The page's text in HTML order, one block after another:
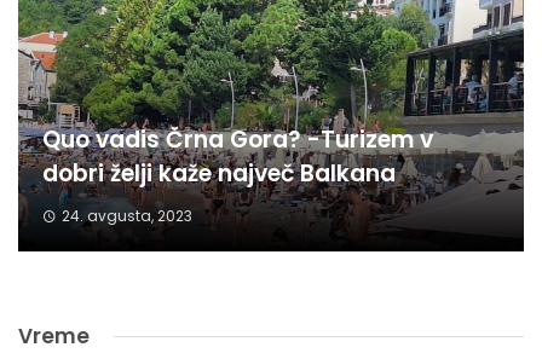
Quo vadis Črna Gora? -Turizem v
dobri želji kaže največ Balkana
24. avgusta, 2023
Vreme